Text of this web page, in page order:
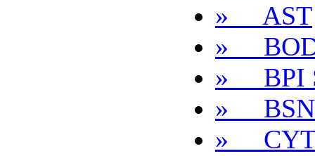
» AST
»
» BPI
» BSN
»